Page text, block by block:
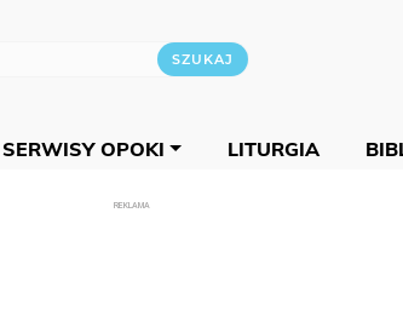
SERWISY OPOKI LITURGIA
REKLAMA